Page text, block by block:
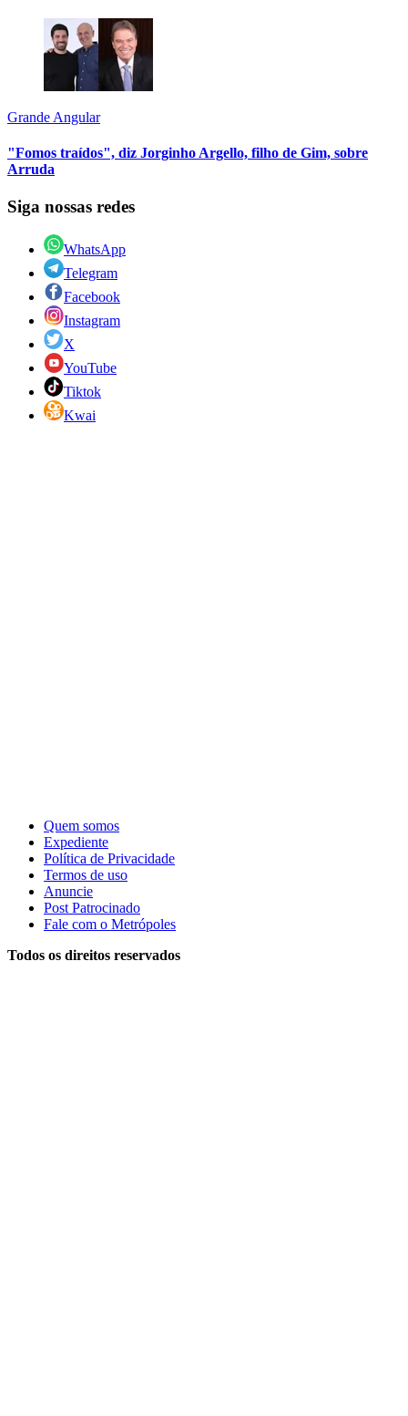
Grande Angular
"Fomos traídos", diz Jorginho Argello, filho de Gim, sobre
Arruda
Siga nossas redes
WhatsApp
Telegram
Facebook
Instagram
X
YouTube
Tiktok
Kwai
Quem somos
Expediente
Política de Privacidade
Termos de uso
Anuncie
Post Patrocinado
Fale com o Metrópoles
Todos os direitos reservados